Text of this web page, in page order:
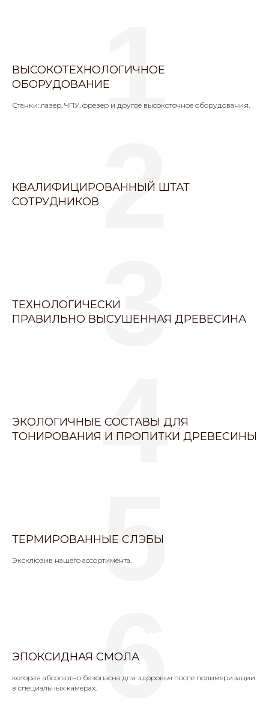
ВЫСОКОТЕХНОЛОГИЧНОЕ
ОБОРУДОВАНИЕ
Станки: лазер, ЧПУ, фрезер и другое высокоточное оборудования.
1
КВАЛИФИЦИРОВАННЫЙ ШТАТ
СОТРУДНИКОВ 2
ТЕХНОЛОГИЧЕСКИ
ПРАВИЛЬНО ВЫСУШЕННАЯ ДРЕВЕСИНА
3
ЭКОЛОГИЧНЫЕ СОСТАВЫ ДЛЯ
ТОНИРОВАНИЯ И ПРОПИТКИ ДРЕВЕСИНЫ
4
ТЕРМИРОВАННЫЕ СЛЭБЫ
Эксклюзив нашего ассортимента.5
ЭПОКСИДНАЯ СМОЛА
которая абсолютно безопасна для здоровья после полимеризации
в специальных камерах.
6